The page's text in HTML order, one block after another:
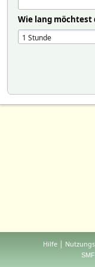
Wie lang möchtest
Hilfe |